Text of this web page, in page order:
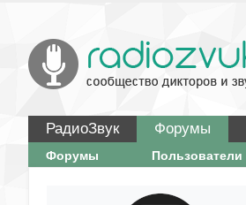
РадиоЗвук Форумы
Форумы Пользователи